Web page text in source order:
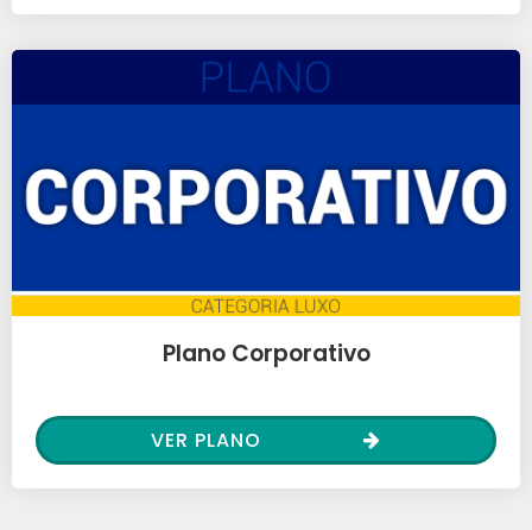
Plano Corporativo
VER PLANO